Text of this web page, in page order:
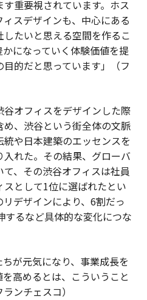
重要視されています。ホス
スデザインも、中心にある
たいと思える空間を作るこ
になっていく体験価値を提
的だと思っています」（フ
オフィスをデザインした際
、渋谷という街全体の文脈
や日本建築のエッセンスを
れた。その結果、グローバ
、その渋谷オフィスは社員
として1位に選ばれたとい
デザインにより、6割だっ
するなど具体的な変化につな
ちが元気になり、事業成長を
高めるとは、こういうこと
ンチェスコ）